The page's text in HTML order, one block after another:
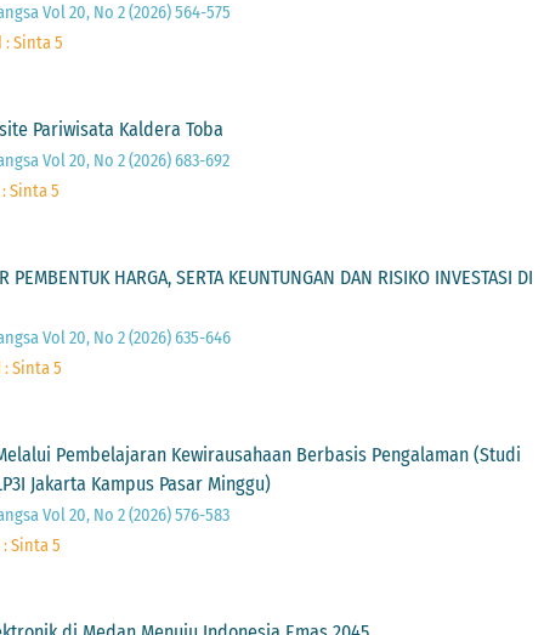
Vol 20, No 2 (2026) 564-575
: Sinta 5
Pariwisata Kaldera Toba
Vol 20, No 2 (2026) 683-692
Sinta 5
PEMBENTUK HARGA, SERTA KEUNTUNGAN DAN RISIKO INVESTASI DI
Vol 20, No 2 (2026) 635-646
: Sinta 5
Pembelajaran Kewirausahaan Berbasis Pengalaman (Studi
Jakarta Kampus Pasar Minggu)
Vol 20, No 2 (2026) 576-583
Sinta 5